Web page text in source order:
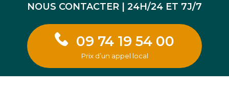
NOUS CONTACTER | 24H/24 ET 7J/7
09 74 19 54 00
Prix d’un appel local